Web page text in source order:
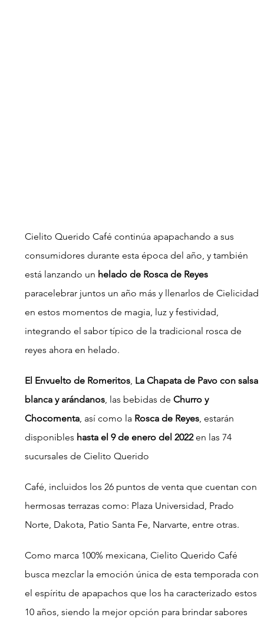
Cielito Querido Café continúa apapachando a sus
consumidores durante esta época del año, y también
está lanzando un helado de Rosca de Reyes
paracelebrar juntos un año más y llenarlos de Cielicidad
en estos momentos de magia, luz y festividad,
integrando el sabor típico de la tradicional rosca de
reyes ahora en helado.
El Envuelto de Romeritos, La Chapata de Pavo con salsa
blanca y arándanos, las bebidas de Churro y
Chocomenta, así como la Rosca de Reyes, estarán
disponibles hasta el 9 de enero del 2022 en las 74
sucursales de Cielito Querido
Café, incluidos los 26 puntos de venta que cuentan con
hermosas terrazas como: Plaza Universidad, Prado
Norte, Dakota, Patio Santa Fe, Narvarte, entre otras.
Como marca 100% mexicana, Cielito Querido Café
busca mezclar la emoción única de esta temporada con
el espíritu de apapachos que los ha caracterizado estos
10 años, siendo la mejor opción para brindar sabores